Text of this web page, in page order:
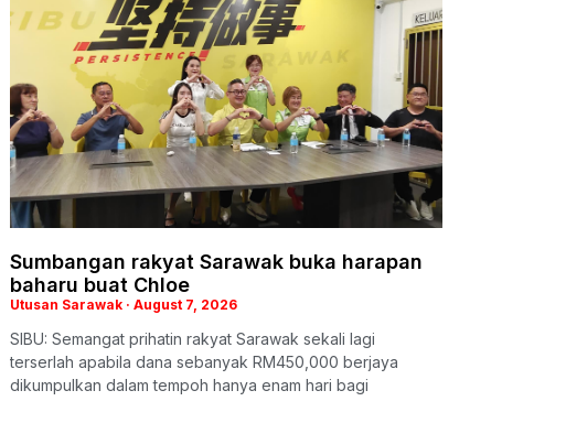
Sumbangan rakyat Sarawak buka harapan
baharu buat Chloe
Utusan Sarawak August 7, 2026
SIBU: Semangat prihatin rakyat Sarawak sekali lagi
terserlah apabila dana sebanyak RM450,000 berjaya
dikumpulkan dalam tempoh hanya enam hari bagi